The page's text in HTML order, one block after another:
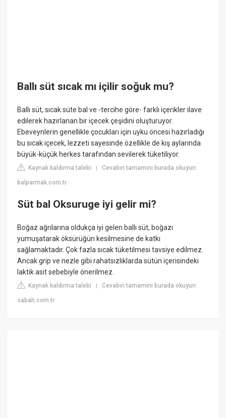
Ballı süt sıcak mı içilir soğuk mu?
Ballı süt, sıcak süte bal ve -tercihe göre- farklı içerikler ilave
edilerek hazırlanan bir içecek çeşidini oluşturuyor.
Ebeveynlerin genellikle çocukları için uyku öncesi hazırladığı
bu sıcak içecek, lezzeti sayesinde özellikle de kış aylarında
büyük-küçük herkes tarafından sevilerek tüketiliyor.
Kaynak kaldırma talebi |Cevabın tamamını burada okuyun:
balparmak.com.tr
Süt bal Oksuruge iyi gelir mi?
Boğaz ağrılarına oldukça iyi gelen ballı süt, boğazı
yumuşatarak öksürüğün kesilmesine de katkı
sağlamaktadır. Çok fazla sıcak tüketilmesi tavsiye edilmez.
Ancak grip ve nezle gibi rahatsızlıklarda sütün içerisindeki
laktik asit sebebiyle önerilmez.
Kaynak kaldırma talebi |Cevabın tamamını burada okuyun:
sabah.com.tr